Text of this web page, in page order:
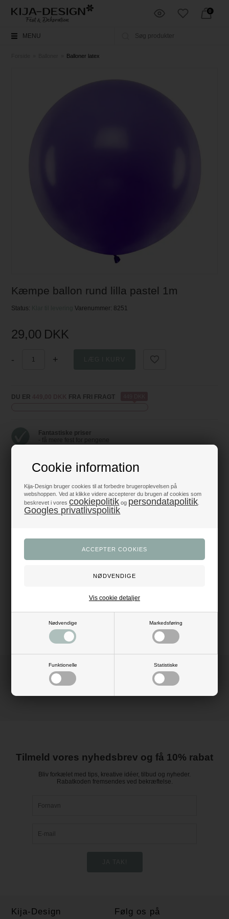
Cookie information
Kija-Design bruger cookies til at forbedre brugeroplevelsen på
webshoppen. Ved at klikke videre accepterer du brugen af cookies som
beskrevet i vorescookiepolitik og persondatapolitik
Googles privatlivspolitik
Nødvendige Markedsføring
Funktionelle Statistiske
Vis cookie detaljer
0
MENU
Balloner latex
Kæmpe ballon rund lilla pastel 1m
Status: Klar til leveringVarenummer: 8251
29,00 DKK
- +
DU ER FRA FRI FRAGT
Fantastiske priser
- få mere fest for pengene
Produkter i topklasse
Trustpilot 5/5 - Fremragende
+1200 glade anmeldelser
Anmeldelser
Pustes op med luft eller helium ballongas
Tilmeld vores nyhedsbrev og få 10% rabat
Bliv forkælet med tips, kreative idéer, tilbud og nyheder.
Rabatkoden fremsendes ved bekræftelse.
Kija-Design Følg os på